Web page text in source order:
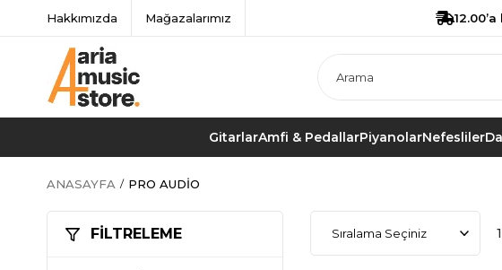
Hakkımızda Mağazalarımız
GitarlarAmfi & PedallarPiyanolarNefesliler
ANASAYFA PRO AUDIO
FILTRELEME